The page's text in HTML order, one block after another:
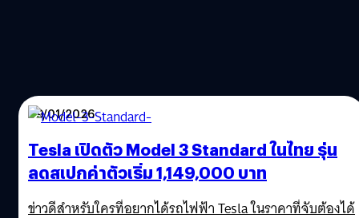
09/01/2026
Tesla เปิดตัว Model 3 Standard ในไทย รุ่น
ลดสเปกค่าตัวเริ่ม 1,149,000 บาท
ข่าวดีสำหรับใครที่อยากได้รถไฟฟ้า Tesla ในราคาที่จับต้องได้